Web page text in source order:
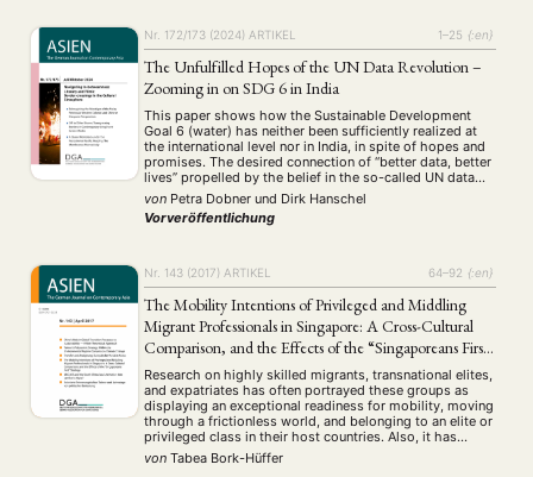
Nr. 172/173 (2024) ARTIKEL 1–25 {:en}
The Unfulfilled Hopes of the UN Data Revolution –
Zooming in on SDG 6 in India
This paper shows how the Sustainable Development
Goal 6 (water) has neither been sufficiently realized at
the international level nor in India, in spite of hopes and
promises. The desired connection of “better data, better
lives” propelled by the belief in the so-called UN data
revolution has not sufficiently materialized in practice.
We argue that …
von Petra Dobner und Dirk Hanschel
Vorveröffentlichung
Nr. 143 (2017) ARTIKEL 64–92 {:en}
The Mobility Intentions of Privileged and Middling
Migrant Professionals in Singapore: A Cross-Cultural
Comparison, and the Effects of the “Singaporeans First”
Strategy
Research on highly skilled migrants, transnational elites,
and expatriates has often portrayed these groups as
displaying an exceptional readiness for mobility, moving
through a frictionless world, and belonging to an elite or
privileged class in their host countries. Also, it has
mostly focused on the migration of professionals from
the West to low- or middle-income …
von Tabea Bork-Hüffer